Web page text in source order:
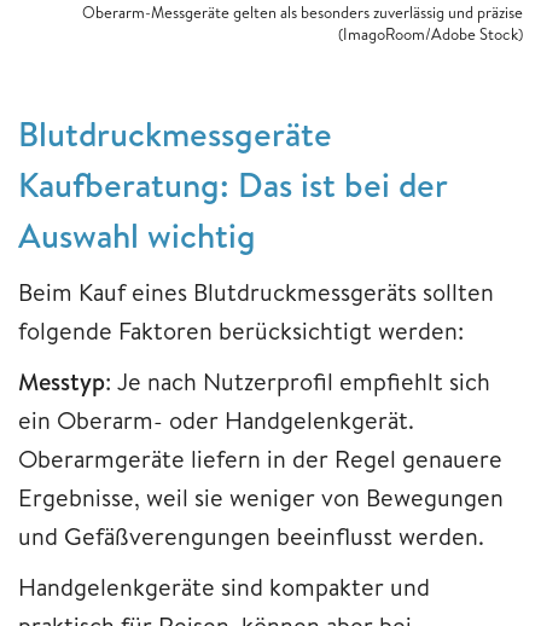
Oberarm-Messgeräte gelten als besonders zuverlässig und präzise
(ImagoRoom/Adobe Stock)
Blutdruckmessgeräte
Kaufberatung: Das ist bei der
Auswahl wichtig
Beim Kauf eines Blutdruckmessgeräts sollten
folgende Faktoren berücksichtigt werden:
Messtyp: Je nach Nutzerprofil empfiehlt sich
ein Oberarm- oder Handgelenkgerät.
Oberarmgeräte liefern in der Regel genauere
Ergebnisse, weil sie weniger von Bewegungen
und Gefäßverengungen beeinflusst werden.
Handgelenkgeräte sind kompakter und